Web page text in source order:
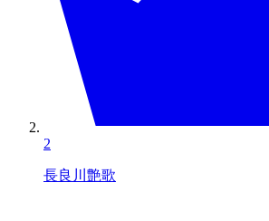
2
長良川艶歌